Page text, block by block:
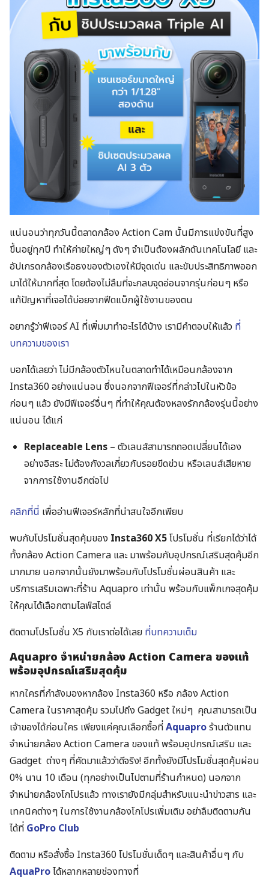
Search
for:
แน่นอนว่าทุกวันนี้ตลาดกล้อง Action Cam นั้นมีการแข่งขันที่สูง
ขึ้นอยู่ทุกปี ทำให้ค่ายใหญ่ๆ ดังๆ จำเป็นต้องผลักดันเทคโนโลยี และ
อัปเกรดกล้องเรือธงของตัวเองให้มีจุดเด่น และขับประสิทธิภาพออก
มาได้ให้มากที่สุด โดยต้องไม่ลืมที่จะกลบจุดอ่อนจากรุ่นก่อนๆ หรือ
แก้ปัญหาที่เจอได้บ่อยจากฟีดแบ็กผู้ใช้งานของตน
อยากรู้ว่าฟีเจอร์ AI ที่เพิ่มมาทำอะไรได้บ้าง เรามีคำตอบให้แล้ว ที่
บทความของเรา
บอกได้เลยว่า ไม่มีกล้องตัวไหนในตลาดทำได้เหมือนกล้องจาก
Insta360 อย่างแน่นอน ซึ่งนอกจากฟีเจอร์ที่กล่าวไปในหัวข้อ
ก่อนๆ แล้ว ยังมีฟีเจอร์อื่นๆ ที่ทำให้คุณต้องหลงรักกล้องรุ่นนี้อย่าง
แน่นอน ได้แก่
Replaceable Lens – ตัวเลนส์สามารถถอดเปลี่ยนได้เอง
อย่างอิสระ ไม่ต้องกังวลเกี่ยวกับรอยขีดข่วน หรือเลนส์เสียหาย
จากการใช้งานอีกต่อไป
คลิกที่นี่ เพื่ออ่านฟีเจอร์หลักที่น่าสนใจอีกเพียบ
พบกับโปรโมชั่นสุดคุ้มของ Insta360 X5โปรโมชั่น ที่เรียกได้ว่าได้
ทั้งกล้อง Action Camera และ มาพร้อมกับอุปกรณ์เสริมสุดคุ้มอีก
มากมาย นอกจากนั้นยังมาพร้อมกับโปรโมชั่นผ่อนสินค้า และ
บริการเสริมเฉพาะที่ร้าน Aquapro เท่านั้น พร้อมกับแพ็กเกจสุดคุ้ม
ให้คุณได้เลือกตามไลฟ์สไตล์
ติดตามโปรโมชั่น X5 กับเราต่อได้เลย ที่บทความเต็ม
Aquapro จำหน่ายกล้อง Action Camera ของแท้
พร้อมอุปกรณ์เสริมสุดคุ้ม
หากใครที่กำลังมองหากล้อง Insta360 หรือ กล้อง Action
Camera ในราคาสุดคุ้ม รวมไปถึง Gadget ใหม่ๆ คุณสามารถเป็น
เจ้าของได้ก่อนใคร เพียงแค่คุณเลือกซื้อที่Aquaproร้านตัวแทน
จำหน่ายกล้อง Action Camera ของแท้ พร้อมอุปกรณ์เสริม และ
Gadget ต่างๆ ที่คัดมาแล้วว่าดีจริง! อีกทั้งยังมีโปรโมชั่นสุดคุ้มผ่อน
0% นาน 10 เดือน (ทุกอย่างเป็นไปตามที่ร้านกำหนด) นอกจาก
จำหน่ายกล้องโกโปรแล้ว ทางเรายังมีกลุ่มสำหรับแนะนำข่าวสาร และ
เทคนิคต่างๆ ในการใช้งานกล้องโกโปรเพิ่มเติม อย่าลืมติดตามกัน
ได้ที่ GoPro Club
ติดตาม หรือสั่งซื้อ Insta360 โปรโมชั่นเด็ดๆ และสินค้าอื่นๆ กับ
AquaProได้หลากหลายช่องทางที่